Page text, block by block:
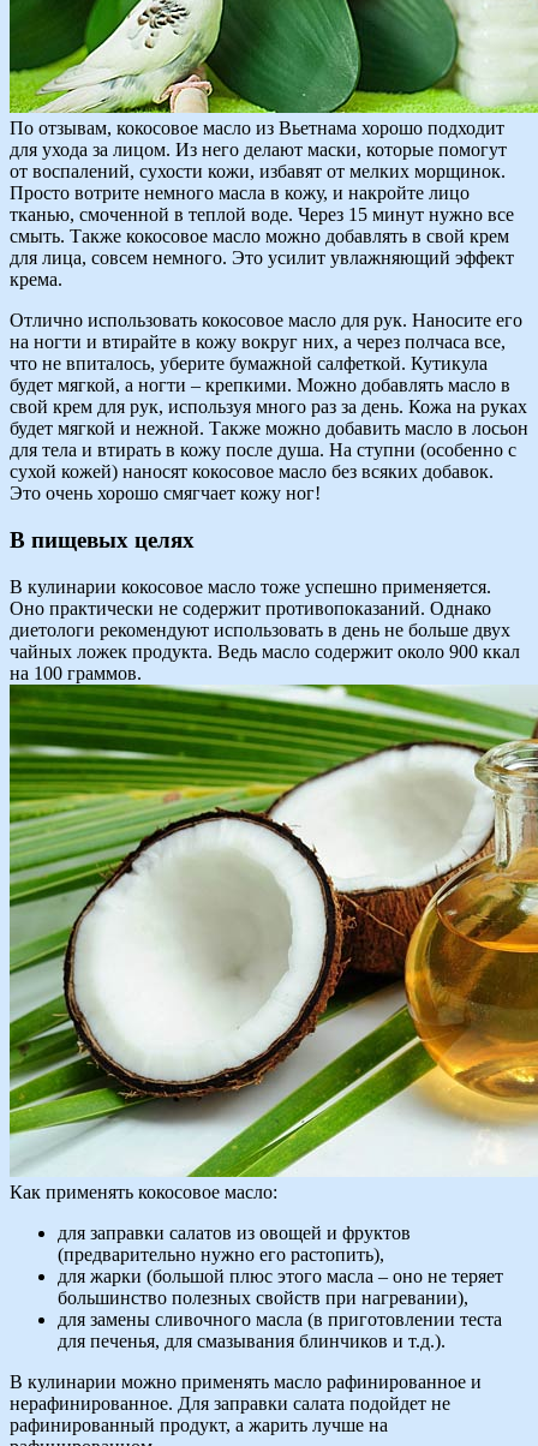
По отзывам, кокосовое масло из Вьетнама хорошо подходит
для ухода за лицом. Из него делают маски, которые помогут
от воспалений, сухости кожи, избавят от мелких морщинок.
Просто вотрите немного масла в кожу, и накройте лицо
тканью, смоченной в теплой воде. Через 15 минут нужно все
смыть. Также кокосовое масло можно добавлять в свой крем
для лица, совсем немного. Это усилит увлажняющий эффект
крема.
Отлично использовать кокосовое масло для рук. Наносите его
на ногти и втирайте в кожу вокруг них, а через полчаса все,
что не впиталось, уберите бумажной салфеткой. Кутикула
будет мягкой, а ногти – крепкими. Можно добавлять масло в
свой крем для рук, используя много раз за день. Кожа на руках
будет мягкой и нежной. Также можно добавить масло в лосьон
для тела и втирать в кожу после душа. На ступни (особенно с
сухой кожей) наносят кокосовое масло без всяких добавок.
Это очень хорошо смягчает кожу ног!
В пищевых целях
В кулинарии кокосовое масло тоже успешно применяется.
Оно практически не содержит противопоказаний. Однако
диетологи рекомендуют использовать в день не больше двух
чайных ложек продукта. Ведь масло содержит около 900 ккал
на 100 граммов.
Как применять кокосовое масло:
для заправки салатов из овощей и фруктов
(предварительно нужно его растопить),
для жарки (большой плюс этого масла – оно не теряет
большинство полезных свойств при нагревании),
для замены сливочного масла (в приготовлении теста
для печенья, для смазывания блинчиков и т.д.).
В кулинарии можно применять масло рафинированное и
нерафинированное. Для заправки салата подойдет не
рафинированный продукт, а жарить лучше на